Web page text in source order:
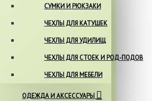
СУМКИ И РЮКЗАКИ
ЧЕХЛЫ ДЛЯ КАТУШЕК
ЧЕХЛЫ ДЛЯ УДИЛИЩ
ЧЕХЛЫ ДЛЯ СТОЕК И РОД-ПОДОВ
ЧЕХЛЫ ДЛЯ МЕБЕЛИ
ОДЕЖДА И АКСЕССУАРЫ